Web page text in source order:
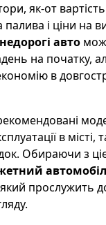
як-от
і ціни на
недорогі авто
на початку,
в
в місті,
Обираючи з
який прослужить